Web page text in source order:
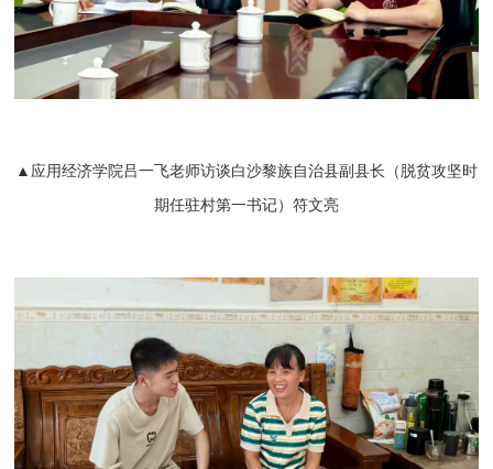
▲应用经济学院吕一飞老师访谈白沙黎族自治县副县长（脱贫攻坚时
期任驻村第一书记）符文亮